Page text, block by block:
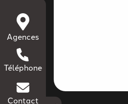
Agences
Téléphone
Contact